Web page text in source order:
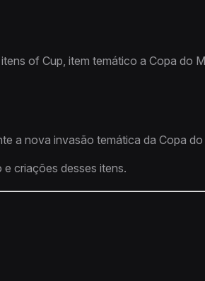
of Cup, item temático a Copa do
a nova invasão temática da Copa
criações desses itens.